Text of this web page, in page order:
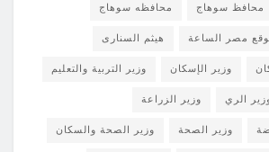
محافظ سوهاج محافظه سوهاج
مصر الساعة هيثم السنارى
وزير الإسكان وزير التربية والتعليم
الري وزير الزراعة
وزير الصحة وزير الصحة والسكان